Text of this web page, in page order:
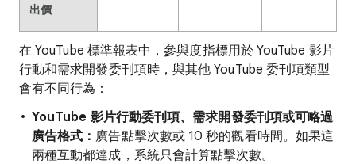
出價
在 YouTube 標準報表中，參與度指標用於 YouTube 影片
行動和需求開發委刊項時，與其他 YouTube 委刊項類型
會有不同行為：
YouTube 影片行動委刊項、需求開發委刊項或可略過
廣告格式： 廣告點擊次數或 10 秒的觀看時間。如果這
兩種互動都達成，系統只會計算點擊次數。